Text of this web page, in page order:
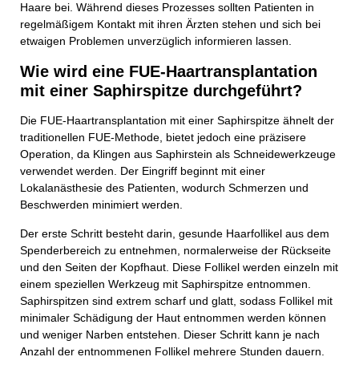
Haare bei. Während dieses Prozesses sollten Patienten in
regelmäßigem Kontakt mit ihren Ärzten stehen und sich bei
etwaigen Problemen unverzüglich informieren lassen.
Wie wird eine FUE-Haartransplantation
mit einer Saphirspitze durchgeführt?
Die FUE-Haartransplantation mit einer Saphirspitze ähnelt der
traditionellen FUE-Methode, bietet jedoch eine präzisere
Operation, da Klingen aus Saphirstein als Schneidewerkzeuge
verwendet werden. Der Eingriff beginnt mit einer
Lokalanästhesie des Patienten, wodurch Schmerzen und
Beschwerden minimiert werden.
Der erste Schritt besteht darin, gesunde Haarfollikel aus dem
Spenderbereich zu entnehmen, normalerweise der Rückseite
und den Seiten der Kopfhaut. Diese Follikel werden einzeln mit
einem speziellen Werkzeug mit Saphirspitze entnommen.
Saphirspitzen sind extrem scharf und glatt, sodass Follikel mit
minimaler Schädigung der Haut entnommen werden können
und weniger Narben entstehen. Dieser Schritt kann je nach
Anzahl der entnommenen Follikel mehrere Stunden dauern.